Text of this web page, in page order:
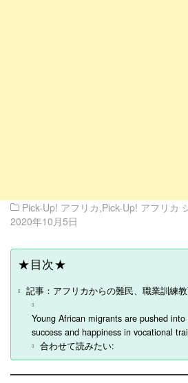
Pick-Up! アフリカ,Pick-Up! アフリカ
2020年10月5日
★目次★
記事：アフリカからの難民、職業訓練
Young African migrants are pushed
success and happiness in vocational
合わせて読みたい: